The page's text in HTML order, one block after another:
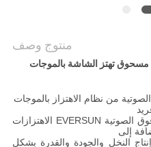
منتوج وصف
مسحوق تهتز الشاشة بالموجات
من نظام الاهتزاز بالموجات
التكنولوجيا ، سينقل نظام الموجات فوق الصوتية EVERSUN الاهتزازات
إلى
النخل والجودة والقدرة بشكل